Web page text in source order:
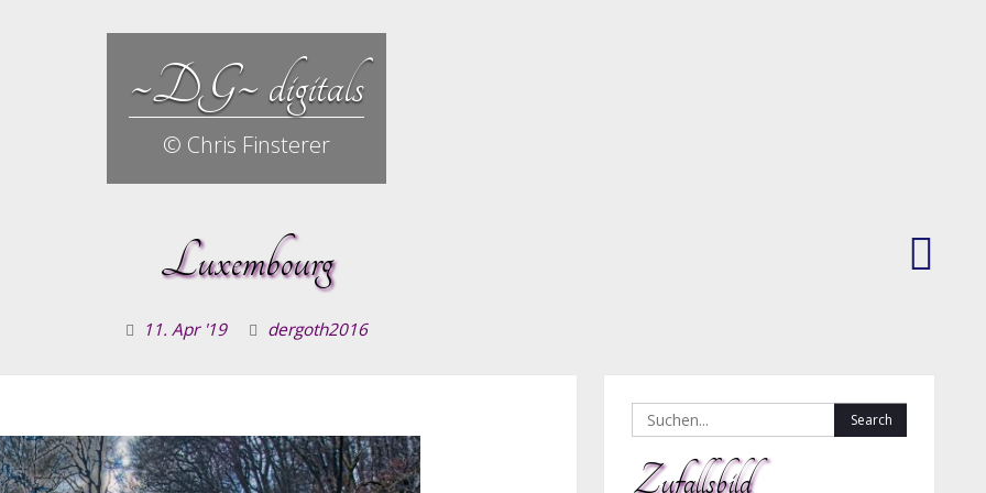
~DG~ digitals
© Chris Finsterer
Luxembourg
11. Apr '19 dergoth2016
Search
for:
Zufallsbild